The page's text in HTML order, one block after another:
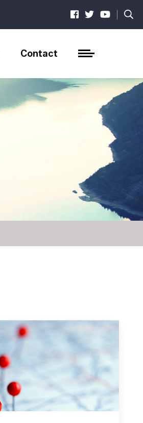
|
Contact